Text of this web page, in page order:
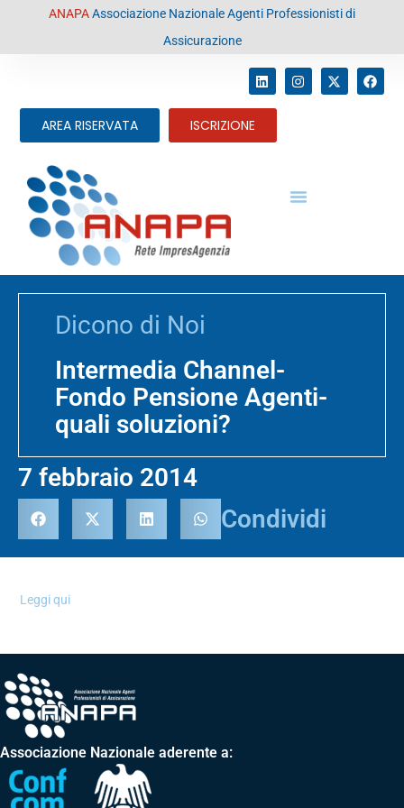
contenutoANAPAAssociazione Nazionale Agenti Professionisti di
Assicurazione
AREA RISERVATA ISCRIZIONE
Dicono di Noi
Intermedia Channel-
Fondo Pensione Agenti-
quali soluzioni?
7 febbraio 2014
Condividi
Leggi qui
Associazione Nazionale aderente a: